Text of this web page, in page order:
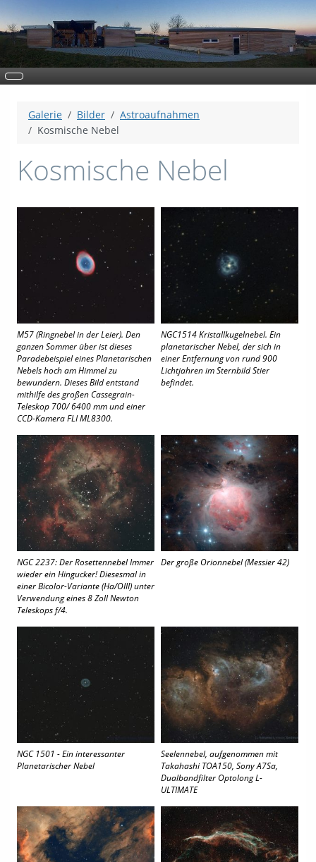
Galerie Bilder
Astroaufnahmen
Kosmische Nebel
Kosmische Nebel
M57 (Ringnebel in der Leier). Den
ganzen Sommer über ist dieses
Paradebeispiel eines Planetarischen
Nebels hoch am Himmel zu
bewundern. Dieses Bild entstand
mithilfe des großen Cassegrain-
Teleskop 700/ 6400 mm und einer
CCD-Kamera FLI ML8300.
NGC1514 Kristallkugelnebel. Ein
planetarischer Nebel, der sich in
einer Entfernung von rund 900
Lichtjahren im Sternbild Stier
befindet.
NGC 2237: Der Rosettennebel Immer
wieder ein Hingucker! Diesesmal in
einer Bicolor-Variante (Ha/OIII) unter
Verwendung eines 8 Zoll Newton
Teleskops f/4.
Der große Orionnebel (Messier 42)
NGC 1501 - Ein interessanter
Planetarischer Nebel
Seelennebel, aufgenommen mit
Takahashi TOA150, Sony A7Sa,
Dualbandfilter Optolong L-
ULTIMATE